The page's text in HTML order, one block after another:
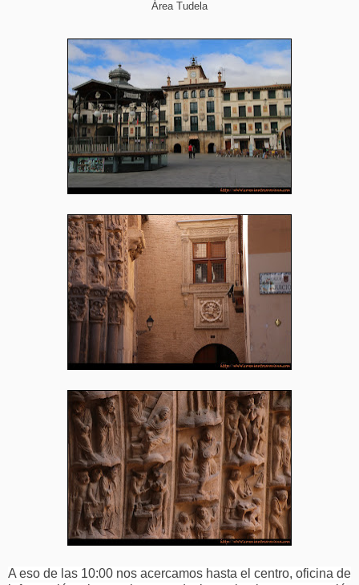
Área Tudela
A eso de las 10:00 nos acercamos hasta el centro, oficina de